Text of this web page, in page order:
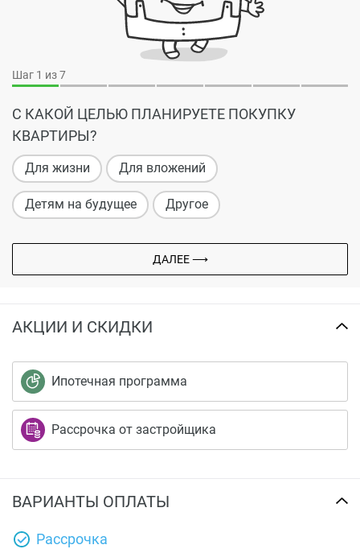
Шаг 1 из 7
С КАКОЙ ЦЕЛЬЮ ПЛАНИРУЕТЕ ПОКУПКУ
КВАРТИРЫ?
Для жизни Для вложений
Детям на будущее Другое
ДАЛЕЕ ⟶
АКЦИИ И СКИДКИ
Ипотечная программа
Рассрочка от застройщика
ВАРИАНТЫ ОПЛАТЫ
Рассрочка